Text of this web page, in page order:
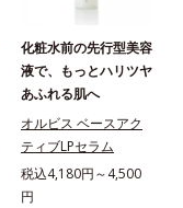
化粧水前の先行型美容
液で、もっとハリツヤ
あふれる肌へ
オルビス ベースアク
ティブLPセラム
税込4,180円～4,500
円